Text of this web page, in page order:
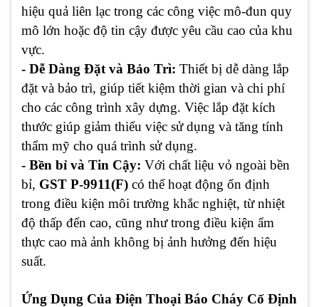
hiệu quả liên lạc trong các công việc mô-đun quy
mô lớn hoặc độ tin cậy được yêu cầu cao của khu
vực.
- Dễ Dàng Đặt và Bảo Trì: Thiết bị dễ dàng lắp
đặt và bảo trì, giúp tiết kiệm thời gian và chi phí
cho các công trình xây dựng. Việc lắp đặt kích
thước giúp giảm thiểu việc sử dụng và tăng tính
thẩm mỹ cho quá trình sử dụng.
- Bền bỉ và Tin Cậy: Với chất liệu vỏ ngoài bền
bỉ, GST P-9911(F) có thể hoạt động ổn định
trong điều kiện môi trường khắc nghiệt, từ nhiệt
độ thấp đến cao, cũng như trong điều kiện ẩm
thực cao mà ảnh không bị ảnh hưởng đến hiệu
suất.
Ứng Dụng Của Điện Thoại Báo Cháy Cố Định